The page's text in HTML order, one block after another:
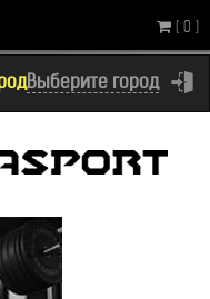
Выберите город
( 0 )